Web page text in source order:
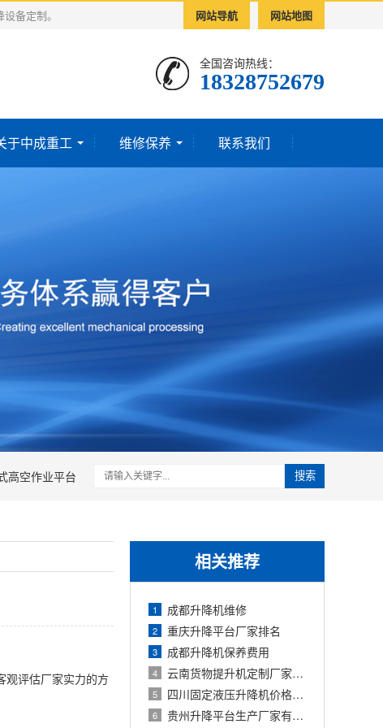
网站导航 网站地图
备定制。
全国咨询热线：
18328752679‬
于中成重工 维修保养 联系我们
高空作业平台 搜索
相关推荐
1 成都升降机维修
2 重庆升降平台厂家排名
3 成都升降机保养费用
4 云南货物提升机定制厂家推荐与流程指南
5 四川固定液压升降机价格表及采购成本分
6 贵州升降平台生产厂家有哪些？直供厂家
观评估厂家实力的方